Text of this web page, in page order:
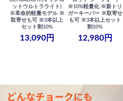
ットウルトラライト)
※革命的軽量モデル ※
取寄せも可 ※3本以上
セット割10%
13,090円
※10%軽量化 ※新トリ
ガーキーパー ※取寄せ
も可 ※3本以上セット
割10%
12,980円